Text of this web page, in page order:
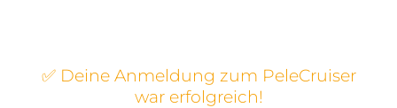
✅ Deine Anmeldung zum PeleCruiser
war erfolgreich!